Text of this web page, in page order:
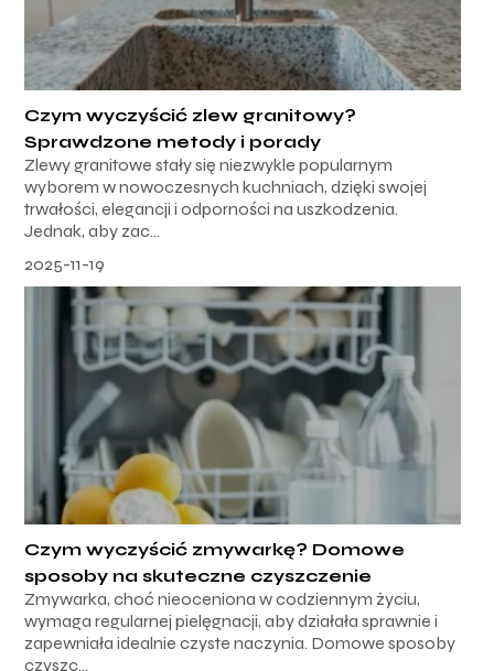
Czym wyczyścić zlew granitowy?
Sprawdzone metody i porady
Zlewy granitowe stały się niezwykle popularnym
wyborem w nowoczesnych kuchniach, dzięki swojej
trwałości, elegancji i odporności na uszkodzenia.
Jednak, aby zac...
2025-11-19
Czym wyczyścić zmywarkę? Domowe
sposoby na skuteczne czyszczenie
Zmywarka, choć nieoceniona w codziennym życiu,
wymaga regularnej pielęgnacji, aby działała sprawnie i
zapewniała idealnie czyste naczynia. Domowe sposoby
czyszc...